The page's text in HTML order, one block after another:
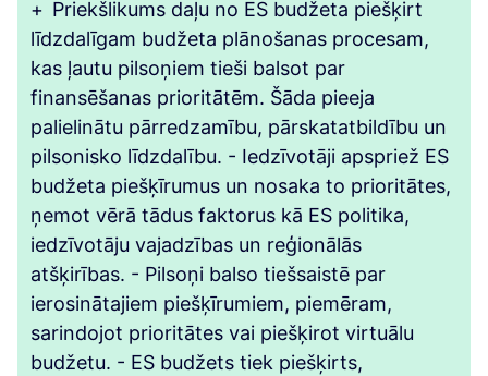
+ Priekšlikums daļu no ES budžeta piešķirt
līdzdalīgam budžeta plānošanas procesam,
kas ļautu pilsoņiem tieši balsot par
finansēšanas prioritātēm. Šāda pieeja
palielinātu pārredzamību, pārskatatbildību un
pilsonisko līdzdalību. - Iedzīvotāji apspriež ES
budžeta piešķīrumus un nosaka to prioritātes,
ņemot vērā tādus faktorus kā ES politika,
iedzīvotāju vajadzības un reģionālās
atšķirības. - Pilsoņi balso tiešsaistē par
ierosinātajiem piešķīrumiem, piemēram,
sarindojot prioritātes vai piešķirot virtuālu
budžetu. - ES budžets tiek piešķirts,